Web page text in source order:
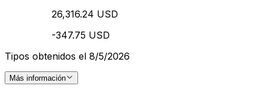
26,316.24 USD
-347.75 USD
Tipos obtenidos el 8/5/2026
Más información